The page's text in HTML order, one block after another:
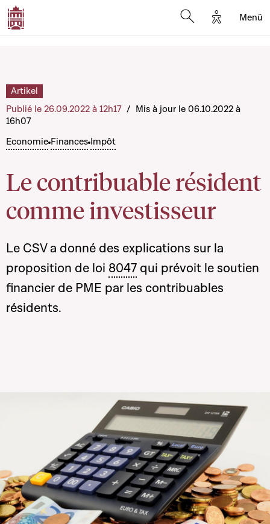
Options
Menü
Economie Finances Impôt
Le contribuable résident
comme investisseur
Artikel
Publié le 26.09.2022 à 12h17 / Mis à jour le 06.10.2022 à
16h07
Le CSV a donné des explications sur la
proposition de loi 8047 qui prévoit le soutien
financier de PME par les contribuables
résidents.